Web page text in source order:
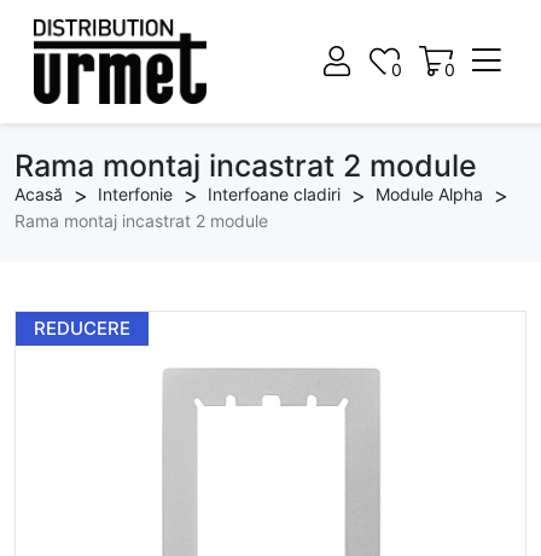
0
0 0
Rama montaj incastrat 2 module
Acasă Interfonie Interfoane cladiri
Module Alpha
Rama montaj incastrat 2 module
REDUCERE